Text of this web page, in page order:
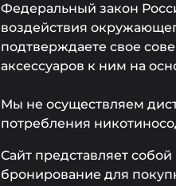
Федеральный закон
воздействия
подтверждаете свое
аксессуаров к ним на
Мы не осуществляем
потребления
Сайт представляет
бронирование для